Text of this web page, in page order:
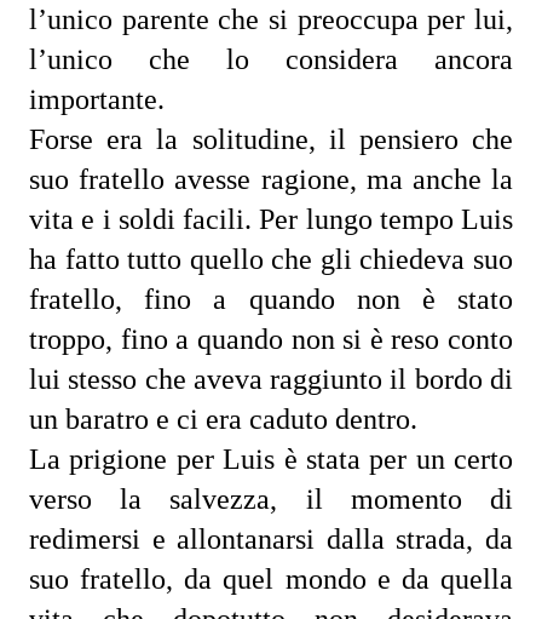
l’unico parente che si preoccupa per lui,
l’unico che lo considera ancora
importante.
Forse era la solitudine, il pensiero che
suo fratello avesse ragione, ma anche la
vita e i soldi facili. Per lungo tempo Luis
ha fatto tutto quello che gli chiedeva suo
fratello, fino a quando non è stato
troppo, fino a quando non si è reso conto
lui stesso che aveva raggiunto il bordo di
un baratro e ci era caduto dentro.
La prigione per Luis è stata per un certo
verso la salvezza, il momento di
redimersi e allontanarsi dalla strada, da
suo fratello, da quel mondo e da quella